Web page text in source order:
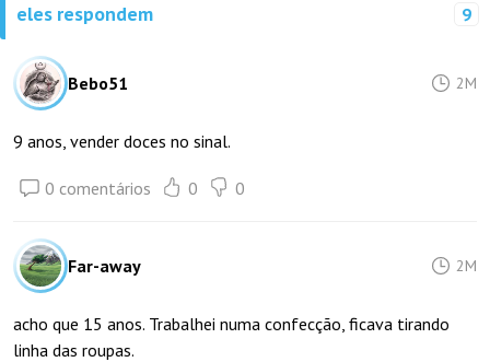
eles respondem 9
Bebo51 2M
9 anos, vender doces no sinal.
0 comentários 0 0
Far-away 2M
acho que 15 anos. Trabalhei numa confecção, ficava tirando
linha das roupas.